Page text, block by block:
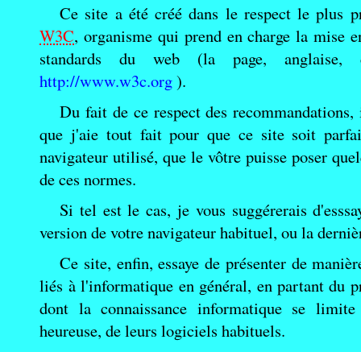
Ce site a été créé dans le respect le plus
W3C, organisme qui prend en charge la mise
standards du web (la page,
http://www.w3c.org).
Du fait de ce respect des
que j'aie tout fait pour que ce site soit
navigateur utilisé, que le vôtre puisse poser
de ces normes.
Si tel est le cas, je vous suggérerais
version de votre navigateur habituel, ou la
Ce site, enfin, essaye de présenter de
liés à l'informatique en général, en partant du
dont la connaissance informatique se
heureuse, de leurs logiciels habituels.